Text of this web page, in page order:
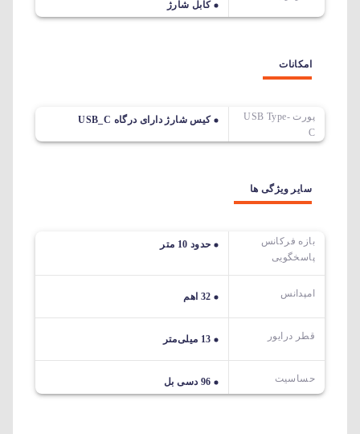
کابل شارژ
امکانات
پورت USB Type-
C
کیس شارژ دارای درگاه USB_C
سایر ویژگی ها
بازه فرکانس
پاسخگویی
حدود 10 متر
امپدانس 32 اهم
قطر درایور 13 میلی‌متر
حساسیت 96 دسی بل